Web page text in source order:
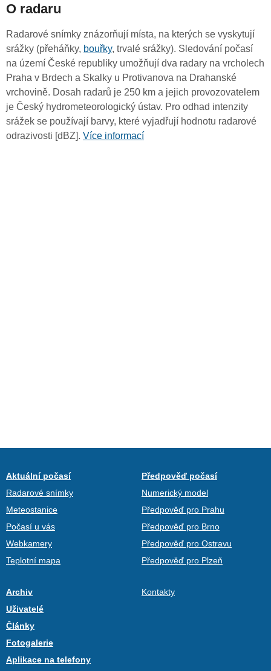
O radaru
Radarové snímky znázorňují místa, na kterých se vyskytují
srážky (přeháňky, bouřky, trvalé srážky). Sledování počasí
na území České republiky umožňují dva radary na vrcholech
Praha v Brdech a Skalky u Protivanova na Drahanské
vrchovině. Dosah radarů je 250 km a jejich provozovatelem
je Český hydrometeorologický ústav. Pro odhad intenzity
srážek se používají barvy, které vyjadřují hodnotu radarové
odrazivosti [dBZ]. Více informací
Aktuální počasí
Radarové snímky
Meteostanice
Počasí u vás
Webkamery
Teplotní mapa
Předpověď počasí
Numerický model
Předpověď pro Prahu
Předpověď pro Brno
Předpověď pro Ostravu
Předpověď pro Plzeň
Archiv
Uživatelé
Články
Fotogalerie
Aplikace na telefony
Kontakty